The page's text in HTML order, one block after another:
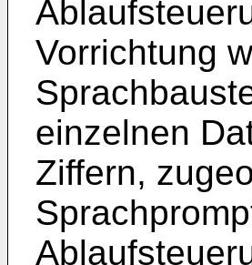
Vorrichtung
einzelnen
Ziffern,